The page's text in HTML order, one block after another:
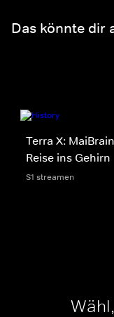
Das könnte dir
Terra X:
Reise ins Gehirn
S1 streamen